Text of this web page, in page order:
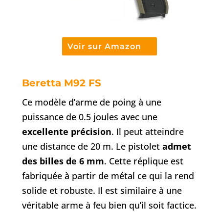
Voir sur Amazon
Beretta M92 FS
Ce modèle d’arme de poing à une
puissance de 0.5 joules avec une
excellente précision. Il peut atteindre
une distance de 20 m. Le pistolet admet
des billes de 6 mm. Cette réplique est
fabriquée à partir de métal ce qui la rend
solide et robuste. Il est similaire à une
véritable arme à feu bien qu’il soit factice.